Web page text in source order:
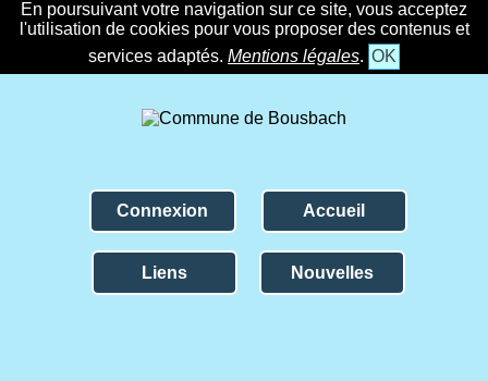
En poursuivant votre navigation sur ce site, vous acceptez
l'utilisation de cookies pour vous proposer des contenus et
services adaptés. Mentions légales. OK
Connexion Accueil
Liens Nouvelles